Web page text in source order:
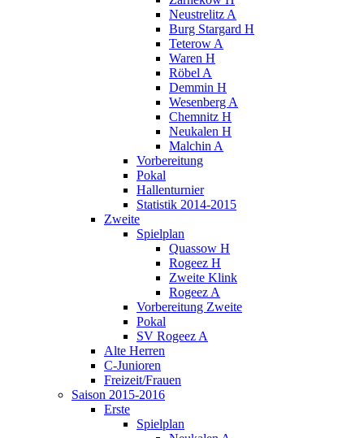
Neustrelitz A
Burg Stargard H
Teterow A
Waren H
Röbel A
Demmin H
Wesenberg A
Chemnitz H
Neukalen H
Malchin A
Vorbereitung
Pokal
Hallenturnier
Statistik 2014-2015
Zweite
Spielplan
Quassow H
Rogeez H
Zweite Klink
Rogeez A
Vorbereitung Zweite
Pokal
SV Rogeez A
Alte Herren
C-Junioren
Freizeit/Frauen
Saison 2015-2016
Erste
Spielplan